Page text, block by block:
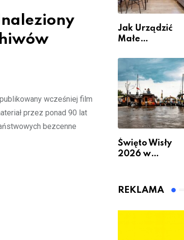
wcześniej film
przez ponad 90 lat
bezcenne
Jak Urządzić
Małe
Sposobów Na
Więcej
Przestrzeni Bez
Kosztownego
Remontu
Święto Wisły
2026 w
się będzie działo
REKLAMA